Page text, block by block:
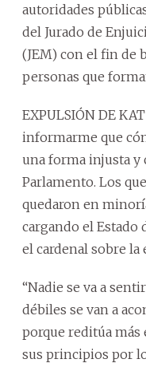
autoridades
del Jurado de
(JEM) con el fin de
personas que
EXPULSIÓN DE
informarme que
una forma injusta y
Parlamento. Los
quedaron en
cargando el Estado
el cardenal sobre la
“Nadie se va a
débiles se van a
porque reditúa más
sus principios por